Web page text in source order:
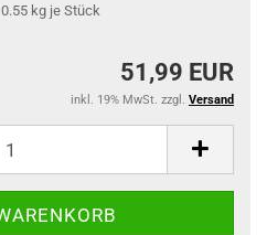
0.55kg je Stück
51,99 EUR
inkl. 19% MwSt. zzgl. Versand